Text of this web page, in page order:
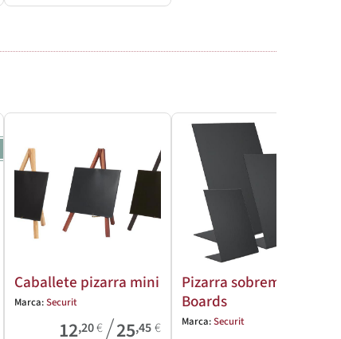
Caballete pizarra mini
Marca:Securit
12,20€/25,45€
Pizarra sobremesa L-
Boards
Marca:Securit